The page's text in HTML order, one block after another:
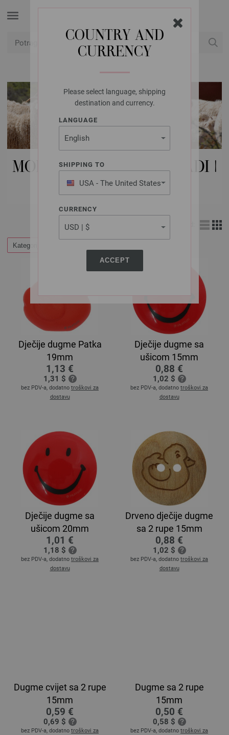
COUNTRY AND
CURRENCY
Please select language, shipping
destination and currency.
LANGUAGE
SHIPPING TO
USA - The United States
of America
CURRENCY
ACCEPT
MODNI DODACI | DUGMADI |
DJEČJEDUGME
Kategorije
Dječije dugme Patka
19mm
1,13 €
1,31 $
bez PDV-a, dodatno troškovi za
dostavu
Dječije dugme sa
ušicom 15mm
0,88 €
1,02 $
bez PDV-a, dodatno troškovi za
dostavu
Dječije dugme sa
ušicom 20mm
1,01 €
1,18 $
bez PDV-a, dodatno troškovi za
dostavu
Drveno dječije dugme
sa 2 rupe 15mm
0,88 €
1,02 $
bez PDV-a, dodatno troškovi za
dostavu
Dugme cvijet sa 2 rupe
15mm
0,59 €
0,69 $
bez PDV-a, dodatno troškovi za
Dugme sa 2 rupe
15mm
0,50 €
0,58 $
bez PDV-a, dodatno troškovi za